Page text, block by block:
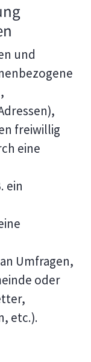
und
freiwillig
eine
ein
Umfragen,
oder
etc.).